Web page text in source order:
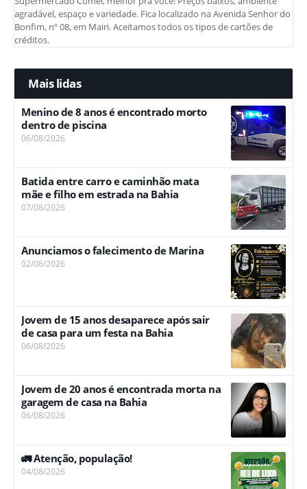
agradável, espaço e variedade. Fica localizado na Avenida Senhor do
Bonfim, nº 08, em Mairi. Aceitamos todos os tipos de cartões de
créditos.
Mais lidas
Menino de 8 anos é encontrado morto
dentro de piscina
06/08/2026
Batida entre carro e caminhão mata
mãe e filho em estrada na Bahia
07/08/2026
Anunciamos o falecimento de Marina
02/08/2026
Jovem de 15 anos desaparece após sair
de casa para um festa na Bahia
06/08/2026
Jovem de 20 anos é encontrada morta na
garagem de casa na Bahia
06/08/2026
🚛 Atenção, população!
04/08/2026